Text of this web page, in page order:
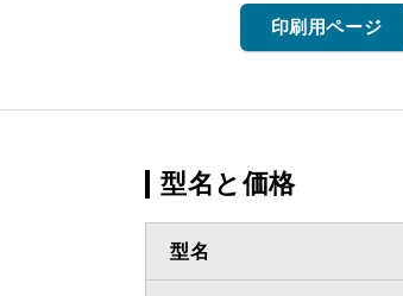
印刷用ページ
型名と価格
型名